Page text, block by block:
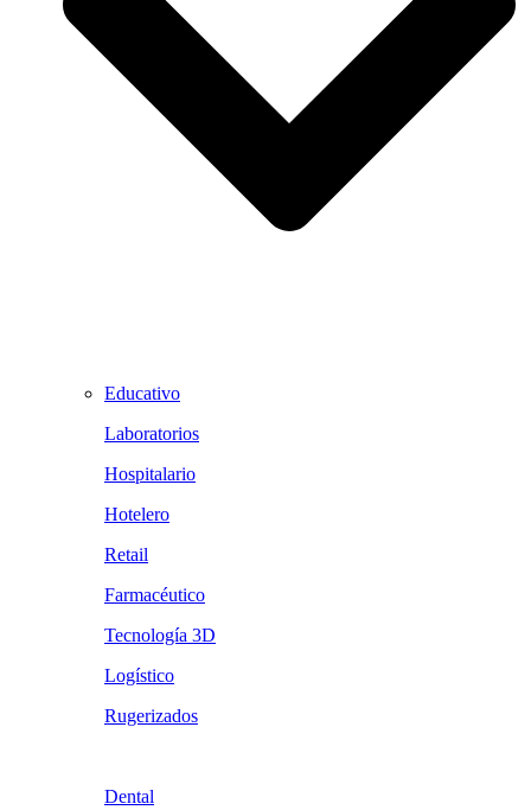
Educativo
Laboratorios
Hospitalario
Hotelero
Retail
Farmacéutico
Tecnología 3D
Logístico
Rugerizados
Dental